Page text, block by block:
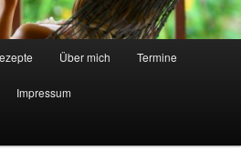
Über mich Termine
Impressum